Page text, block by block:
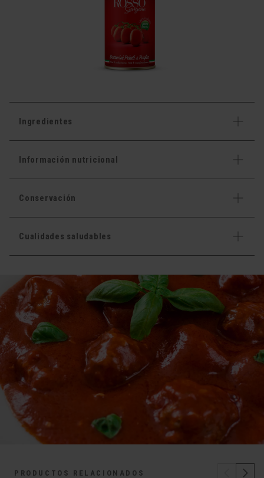
Ingredientes
Información nutricional
Conservación
Cualidades saludables
PRODUCTOS RELACIONADOS